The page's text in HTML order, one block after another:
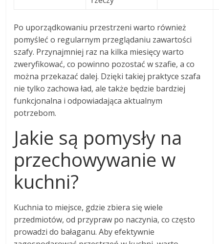
Po uporządkowaniu przestrzeni warto również
pomyśleć o regularnym przeglądaniu zawartości
szafy. Przynajmniej raz na kilka miesięcy warto
zweryfikować, co powinno pozostać w szafie, a co
można przekazać dalej. Dzięki takiej praktyce szafa
nie tylko zachowa ład, ale także będzie bardziej
funkcjonalna i odpowiadająca aktualnym
potrzebom.
Jakie są pomysły na
przechowywanie w
kuchni?
Kuchnia to miejsce, gdzie zbiera się wiele
przedmiotów, od przypraw po naczynia, co często
prowadzi do bałaganu. Aby efektywnie